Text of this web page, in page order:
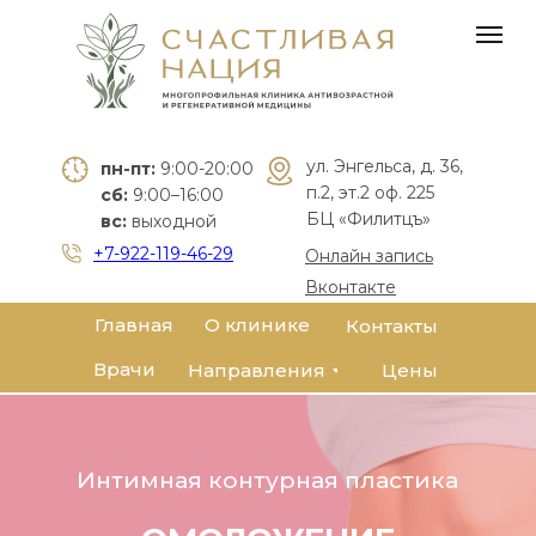
пн-пт: 9:00-20:00
сб: 9:00–16:00
вс: выходной
ул. Энгельса, д. 36,
п.2, эт.2 оф. 225
БЦ «Филитцъ»
О клинике
Направления
Врачи Цены
Главная Контакты
Онлайн запись
Вконтакте
+7-922-119-46-29
Лобинский
Стаж:28 лет
Врач-ортопед,
мануальный
терапевт
Специалист антивозрастной
Победитель премии
Автор более 100 статей по
медицинской тематике и
Интимная контурная пластика